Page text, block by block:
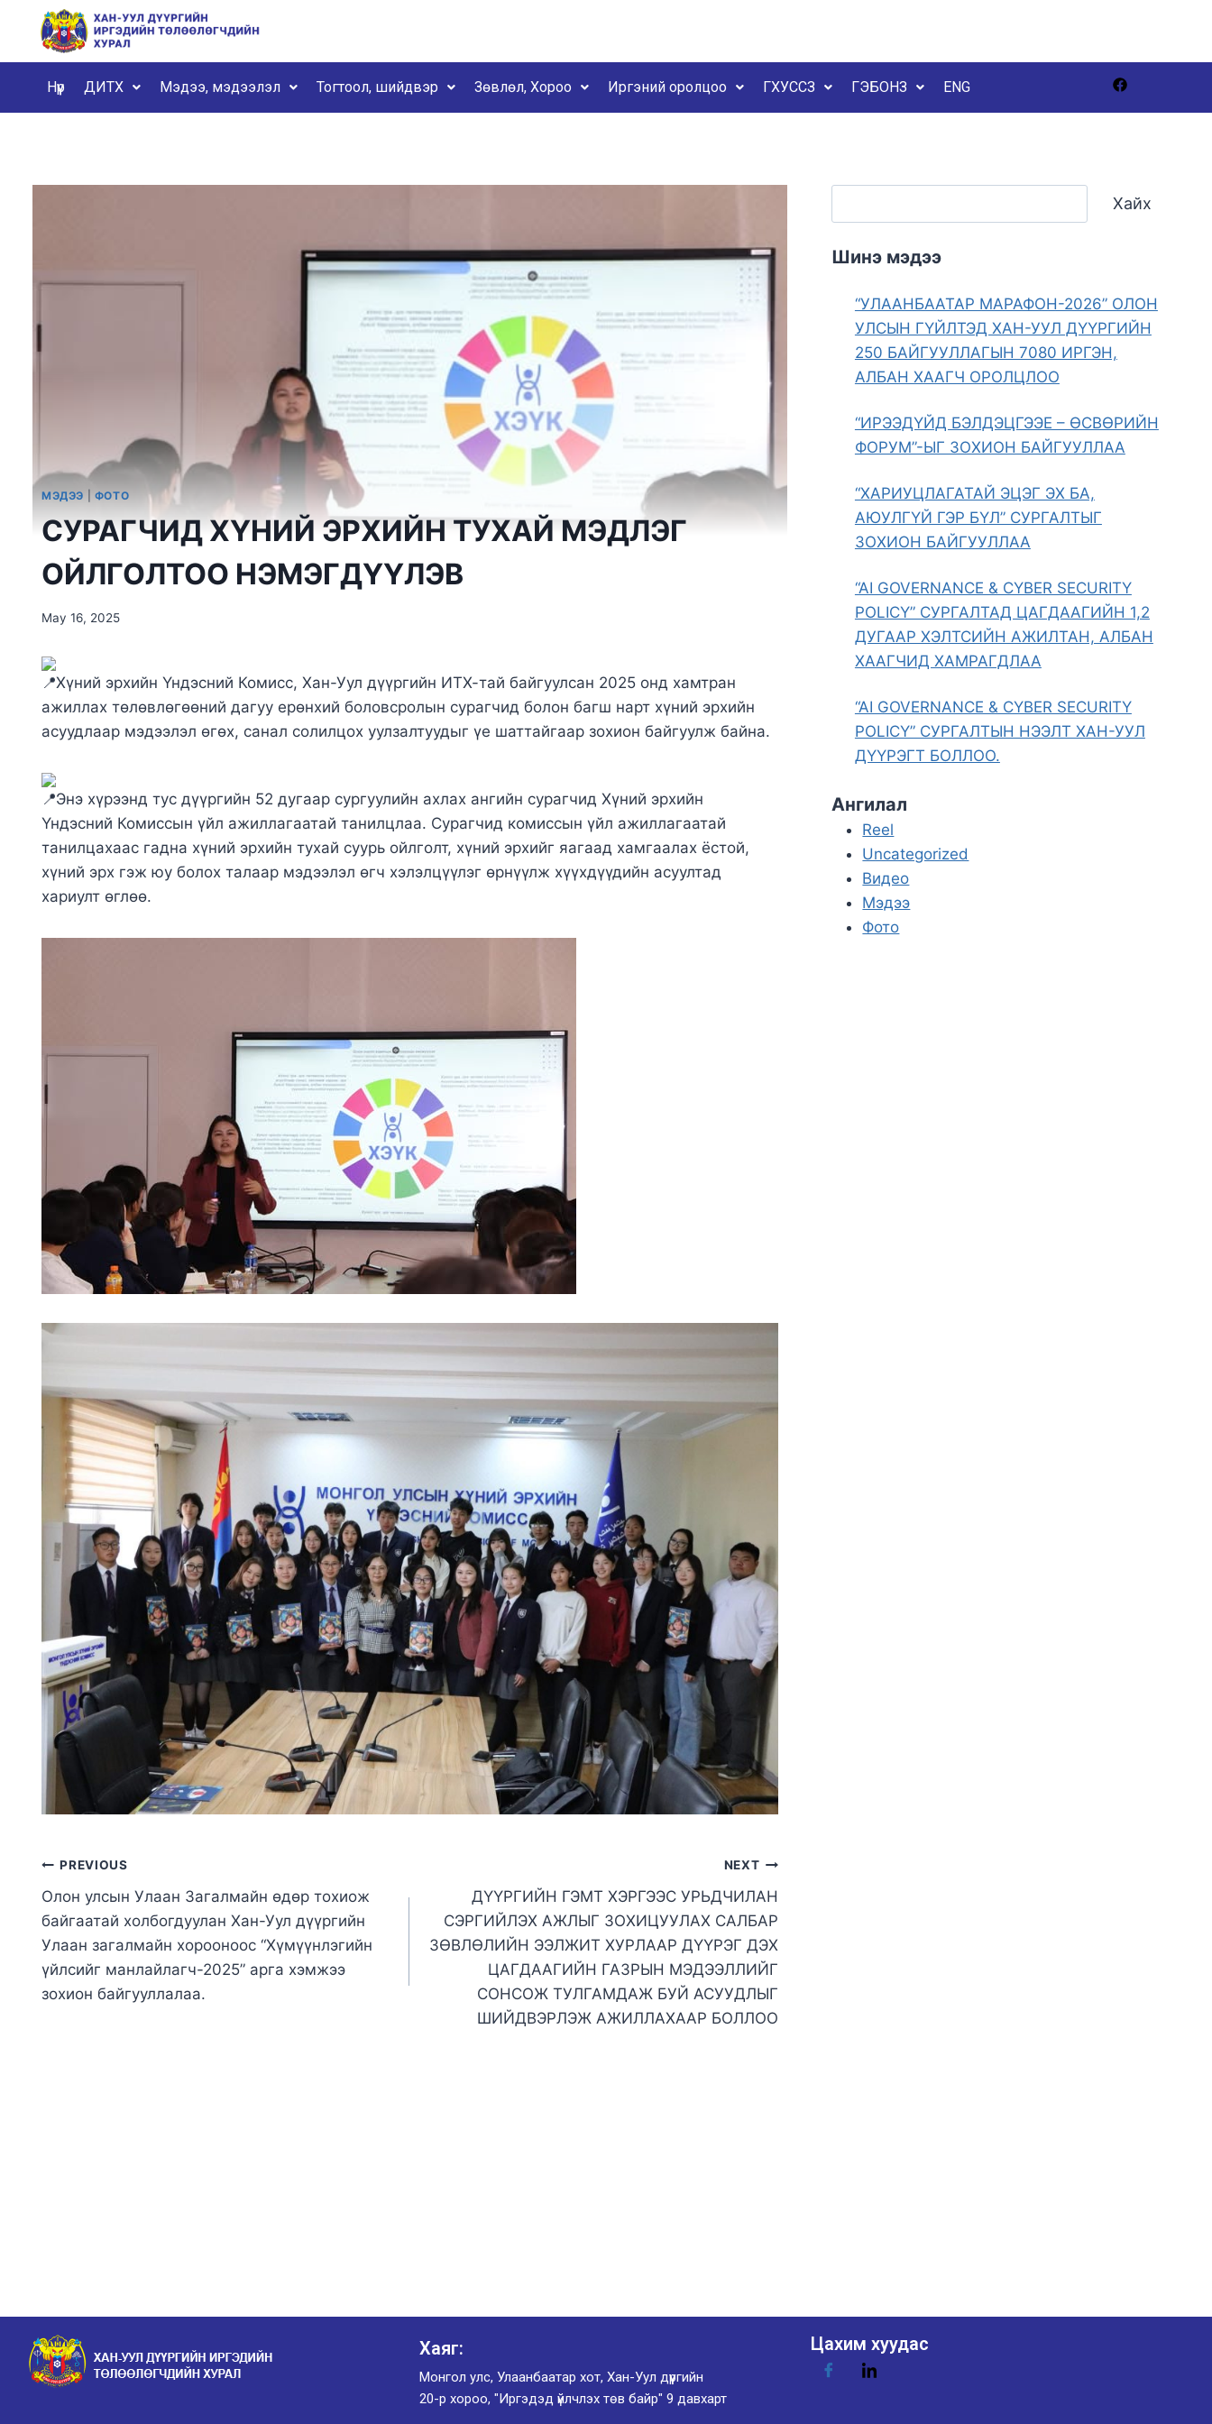
Нүүр ДИТХ Мэдээ, мэдээлэл Тогтоол, шийдвэр Зөвлөл, Хороо Иргэний оролцоо ГХУССЗ ГЭБОНЗ ENG
МЭДЭЭ ФОТО
СУРАГЧИД ХҮНИЙ ЭРХИЙН ТУХАЙ МЭДЛЭГ
ОЙЛГОЛТОО НЭМЭГДҮҮЛЭВ
May 16, 2025
Хүний эрхийн Үндэсний Комисс, Хан-Уул дүүргийн ИТХ-тай байгуулсан 2025 онд хамтран
ажиллах төлөвлөгөөний дагуу ерөнхий боловсролын сурагчид болон багш нарт хүний эрхийн
асуудлаар мэдээлэл өгөх, санал солилцох уулзалтуудыг үе шаттайгаар зохион байгуулж байна.
Энэ хүрээнд тус дүүргийн 52 дугаар сургуулийн ахлах ангийн сурагчид Хүний эрхийн
Үндэсний Комиссын үйл ажиллагаатай танилцлаа. Сурагчид комиссын үйл ажиллагаатай
танилцахаас гадна хүний эрхийн тухай суурь ойлголт, хүний эрхийг яагаад хамгаалах ёстой,
хүний эрх гэж юу болох талаар мэдээлэл өгч хэлэлцүүлэг өрнүүлж хүүхдүүдийн асуултад
хариулт өглөө.
PREVIOUS
Олон улсын Улаан Загалмайн өдөр тохиож
байгаатай холбогдуулан Хан-Уул дүүргийн
Улаан загалмайн хорооноос “Хүмүүнлэгийн
үйлсийг манлайлагч-2025” арга хэмжээ
зохион байгууллалаа.
NEXT
ДҮҮРГИЙН ГЭМТ ХЭРГЭЭС УРЬДЧИЛАН
СЭРГИЙЛЭХ АЖЛЫГ ЗОХИЦУУЛАХ САЛБАР
ЗӨВЛӨЛИЙН ЭЭЛЖИТ ХУРЛААР ДҮҮРЭГ ДЭХ
ЦАГДААГИЙН ГАЗРЫН МЭДЭЭЛЛИЙГ
СОНСОЖ ТУЛГАМДАЖ БУЙ АСУУДЛЫГ
ШИЙДВЭРЛЭЖ АЖИЛЛАХААР БОЛЛОО
Хайх
Шинэ мэдээ
“УЛААНБААТАР МАРАФОН-2026” ОЛОН
УЛСЫН ГҮЙЛТЭД ХАН-УУЛ ДҮҮРГИЙН
250 БАЙГУУЛЛАГЫН 7080 ИРГЭН,
АЛБАН ХААГЧ ОРОЛЦЛОО
“ИРЭЭДҮЙД БЭЛДЭЦГЭЭЕ – ӨСВӨРИЙН
ФОРУМ”-ЫГ ЗОХИОН БАЙГУУЛЛАА
“ХАРИУЦЛАГАТАЙ ЭЦЭГ ЭХ БА,
АЮУЛГҮЙ ГЭР БҮЛ” СУРГАЛТЫГ
ЗОХИОН БАЙГУУЛЛАА
“AI GOVERNANCE & CYBER SECURITY
POLICY” СУРГАЛТАД ЦАГДААГИЙН 1,2
ДУГААР ХЭЛТСИЙН АЖИЛТАН, АЛБАН
ХААГЧИД ХАМРАГДЛАА
“AI GOVERNANCE & CYBER SECURITY
POLICY” СУРГАЛТЫН НЭЭЛТ ХАН-УУЛ
ДҮҮРЭГТ БОЛЛОО.
Ангилал
Reel
Uncategorized
Видео
Мэдээ
Фото
Хаяг:
Монгол улс, Улаанбаатар хот, Хан-Уул дүүргийн
20-р хороо, "Иргэдэд үйлчлэх төв байр" 9 давхарт
Цахим хуудас